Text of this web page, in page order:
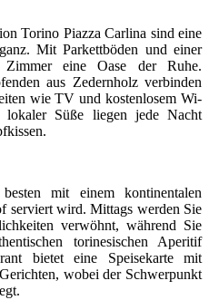
Torino Piazza Carlina sind eine
Mit Parkettböden und einer
eine Oase der Ruhe.
aus Zedernholz verbinden
wie TV und kostenlosem Wi-
Süße liegen jede Nacht
mit einem kontinentalen
serviert wird. Mittags werden Sie
verwöhnt, während Sie
torinesischen Aperitif
bietet eine Speisekarte mit
wobei der Schwerpunkt